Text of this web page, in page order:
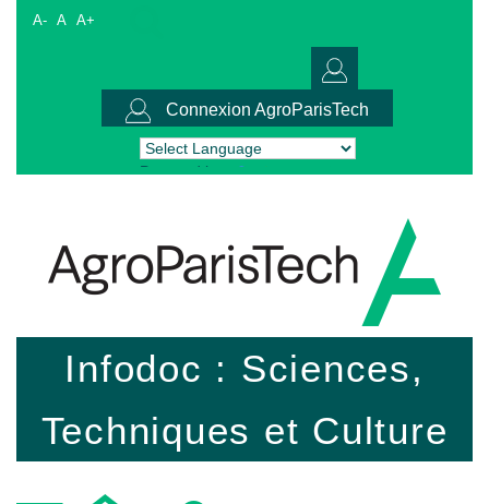
A- A A+
Connexion AgroParisTech
Powered by Translate
Infodoc : Sciences,
Techniques et Culture